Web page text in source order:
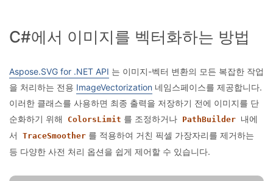
C#에서 이미지를 벡터화하는 방법
Aspose.SVG for .NET API 는 이미지-벡터 변환의 모든 복잡한 작업
을 처리하는 전용 ImageVectorization 네임스페이스를 제공합니다.
이러한 클래스를 사용하면 최종 출력을 저장하기 전에 이미지를 단
순화하기 위해
ColorsLimit 를 조정하거나 PathBuilder 내에
서
TraceSmoother 를 적용하여 거친 픽셀 가장자리를 제거하는
등 다양한 사전 처리 옵션을 쉽게 제어할 수 있습니다.